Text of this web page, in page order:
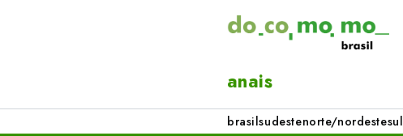
anais
brasilsudestenorte/nordestesul